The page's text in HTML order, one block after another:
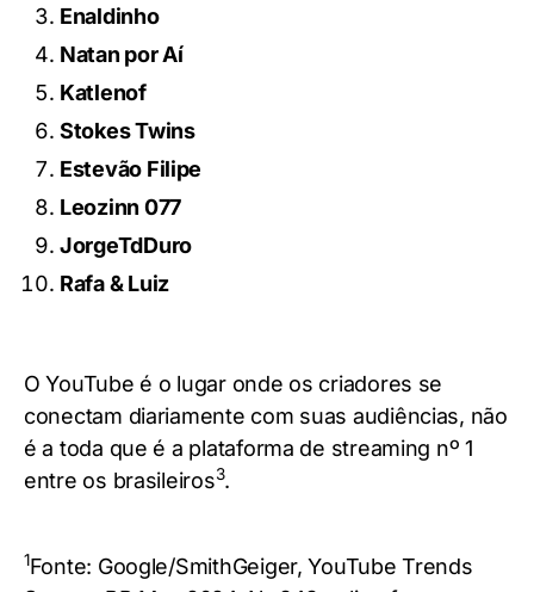
Enaldinho
Natan por Aí
Katlenof
Stokes Twins
Estevão Filipe
Leozinn 077
JorgeTdDuro
Rafa & Luiz
O YouTube é o lugar onde os criadores se
conectam diariamente com suas audiências, não
é a toda que é a plataforma de streaming nº 1
entre os brasileiros3.
1Fonte: Google/SmithGeiger, YouTube Trends